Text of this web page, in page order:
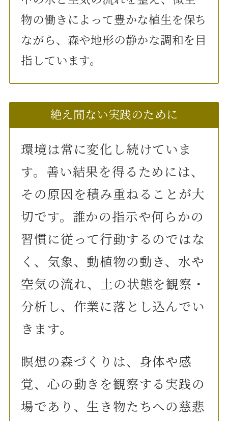
物の働きによって豊かな植生を保ち
ながら、森や地形の静かな調和を目
指しています。
絶え間ない実践のために
環境は常に変化し続けていま
す。善い結果を得るためには、
その原因を積み重ねることが大
切です。誰かの指示や何らかの
習慣に従って行動するのではな
く、気象、動植物の動き、水や
空気の流れ、土の状態を観察・
分析し、作業に落とし込んでい
きます。
瞑想の森づくりは、身体や感
覚、心の動きを観察する実践の
場であり、生き物たちへの慈悲